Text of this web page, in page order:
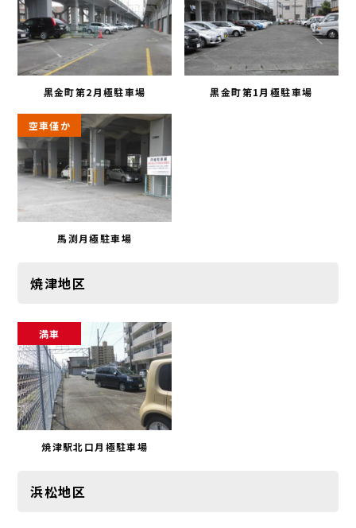
黒金町第2月極駐車場 黒金町第1月極駐車場
空車僅か
馬渕月極駐車場
焼津地区
満車
焼津駅北口月極駐車場
浜松地区